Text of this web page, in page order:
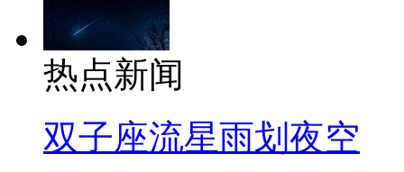
热点新闻
双子座流星雨划夜空